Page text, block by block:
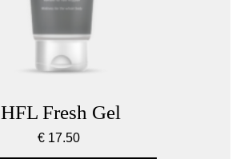
HFL Fresh Gel
€ 17.50